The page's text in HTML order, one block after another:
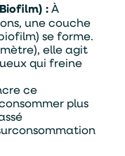
:À
une couche
se forme.
elle agit
qui freine
ce
plus